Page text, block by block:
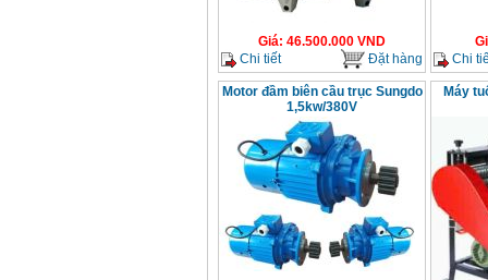
Giá: 46.500.000 VND
Chi tiết
Đặt hàng
Chi
Motor đầm biên cầu trục Sungdo
1,5kw/380V
Máy